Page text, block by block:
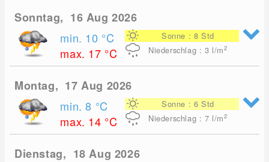
Sonntag, 16 Aug 2026
min. 10 °C
max. 17 °C
Sonne : 8 Std
Niederschlag : 3 l/m2
Montag, 17 Aug 2026
min. 8 °C
max. 14 °C
Sonne : 6 Std
Niederschlag : 7 l/m2
Dienstag, 18 Aug 2026